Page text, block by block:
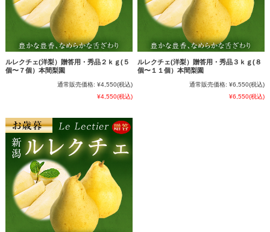
ルレクチェ(洋梨）贈答用・秀品２ｋｇ(５
個〜７個）本間梨園
通常販売価格: ¥4,550(税込)
¥4,550(税込)
ルレクチェ(洋梨）贈答用・秀品３ｋｇ(８
個〜１１個）本間梨園
通常販売価格: ¥6,550(税込)
¥6,550(税込)